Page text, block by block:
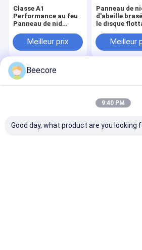
Classe A1
Performance au feu
Panneau de nid
aluminium brasé à
vendre
Meilleur prix
Panneau de
d'abeille
le disque
nid d'abeille
aluminium à
Meilleur
nous
nous
Plan du site
Privacy
Ltd. All Rights
Beecore
9:40 PM
Good day, what product are you looking